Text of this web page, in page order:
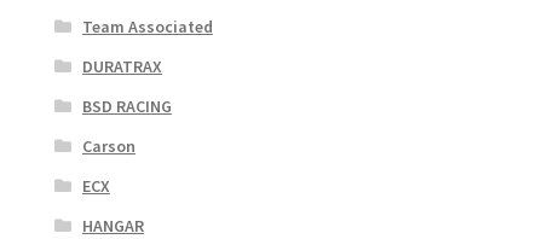
Team Associated
DURATRAX
BSD RACING
Carson
ECX
HANGAR